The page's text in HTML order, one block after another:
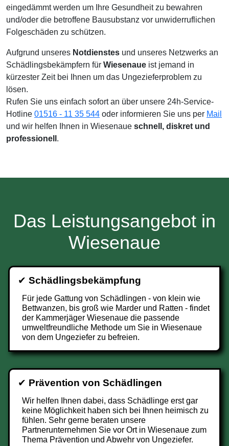
eingedämmt werden um Ihre Gesundheit zu bewahren
und/oder die betroffene Bausubstanz vor unwiderruflichen
Folgeschäden zu schützen.
Aufgrund unseres Notdienstes und unseres Netzwerks an
Schädlingsbekämpfern für Wiesenaue ist jemand in
kürzester Zeit bei Ihnen um das Ungezieferproblem zu
lösen.
Rufen Sie uns einfach sofort an über unsere 24h-Service-
Hotline 01516 - 11 35 544 oder informieren Sie uns per Mail
und wir helfen Ihnen in Wiesenaue schnell, diskret und
professionell .
Das Leistungsangebot in
Wiesenaue
✔ Schädlingsbekämpfung
Für jede Gattung von Schädlingen - von klein wie
Bettwanzen, bis groß wie Marder und Ratten - findet
der Kammerjäger Wiesenaue die passende
umweltfreundliche Methode um Sie in Wiesenaue
von dem Ungeziefer zu befreien.
✔ Prävention von Schädlingen
Wir helfen Ihnen dabei, dass Schädlinge erst gar
keine Möglichkeit haben sich bei Ihnen heimisch zu
fühlen. Sehr gerne beraten unsere
Partnerunternehmen Sie vor Ort in Wiesenaue zum
Thema Prävention und Abwehr von Ungeziefer.